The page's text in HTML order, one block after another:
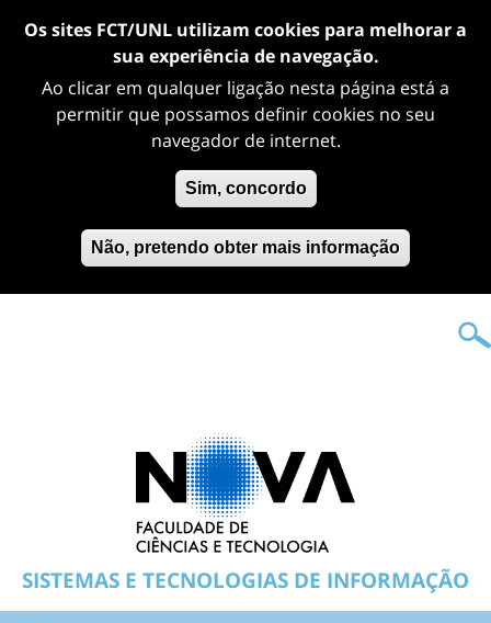
Os sites FCT/UNL utilizam cookies para melhorar a
sua experiência de navegação.
Ao clicar em qualquer ligação nesta página está a
permitir que possamos definir cookies no seu
navegador de internet.
Sim, concordo
Não, pretendo obter mais informação
SISTEMAS E TECNOLOGIAS DE INFORMAÇÃO